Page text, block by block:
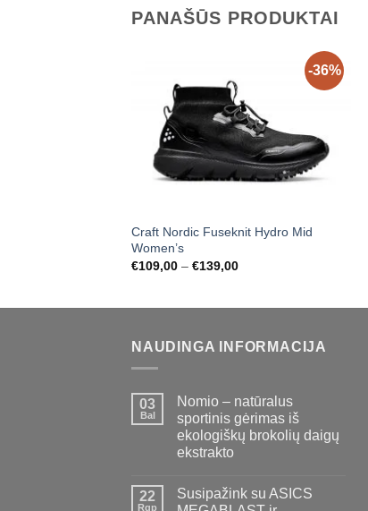
PANAŠŪS PRODUKTAI
-36%
Craft Nordic Fuseknit Hydro Mid
Women’s
€109,00 – €139,00Price
NAUDINGA INFORMACIJA
03
Bal
Nomio – natūralus
sportinis gėrimas iš
ekologiškų brokolių daigų
ekstrakto
22
Rgp
Susipažink su ASICS